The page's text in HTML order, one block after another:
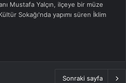
Mustafa Yalçın, ilçeye bir müze
Sokağı'nda yapımı süren İklim
Sonraki sayfa